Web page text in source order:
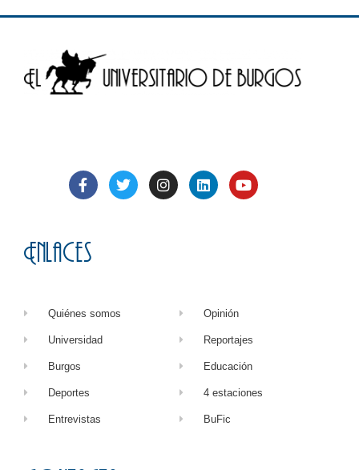
Enlaces
Quiénes somos
Universidad
Burgos
Deportes
Entrevistas
Opinión
Reportajes
Educación
4 estaciones
BuFic